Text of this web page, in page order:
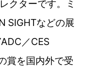
クターです。ミ
SIGHTなどの展
／CES
賞を国内外で受